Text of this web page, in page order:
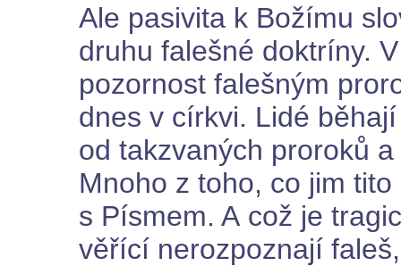
Ale pasivita k Božímu
druhu falešné doktríny.
pozornost falešným
dnes v církvi. Lidé
od takzvaných proroků
Mnoho z toho, co jim
s Písmem. A což je
věřící nerozpoznají